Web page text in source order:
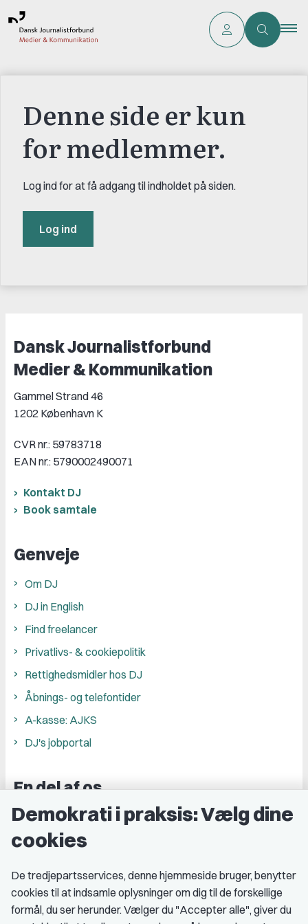
Denne side er kun
for medlemmer.
Log ind for at få adgang til indholdet på siden.
Log ind
Dansk Journalistforbund
Medier & Kommunikation
Gammel Strand 46
1202 København K
CVR nr.: 59783718
EAN nr.: 5790002490071
Kontakt DJ
Book samtale
Genveje
Om DJ
DJ in English
Find freelancer
Privatlivs- & cookiepolitik
Rettighedsmidler hos DJ
Åbnings- og telefontider
A-kasse: AJKS
DJ's jobportal
En del af os
Grupper og kredse
Studenterorganisationer
Medlemskab
Demokrati i praksis: Vælg dine
cookies
De tredjepartsservices, denne hjemmeside bruger, benytter
cookies til at indsamle oplysninger om dig til de forskellige
formål, du ser herunder. Vælger du "Accepter alle", giver du